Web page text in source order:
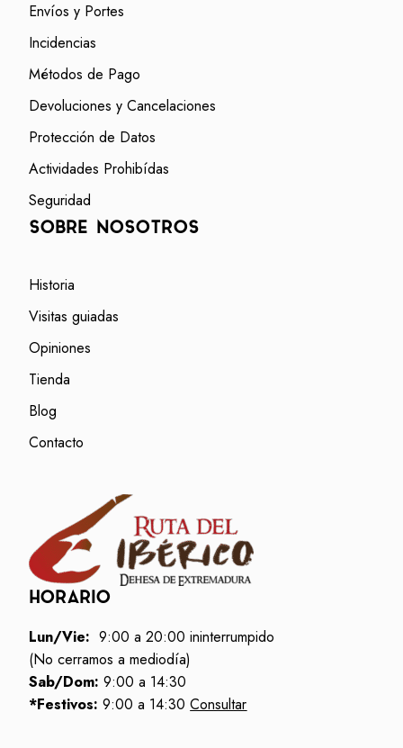
Envíos y Portes
Incidencias
Métodos de Pago
Devoluciones y Cancelaciones
Protección de Datos
Actividades Prohibídas
Seguridad
SOBRE NOSOTROS
Historia
Visitas guiadas
Opiniones
Tienda
Blog
Contacto
HORARIO
Lun/Vie: 9:00 a 20:00 ininterrumpido
(No cerramos a mediodía)
Sab/Dom: 9:00 a 14:30
*Festivos:9:00 a 14:30Consultar